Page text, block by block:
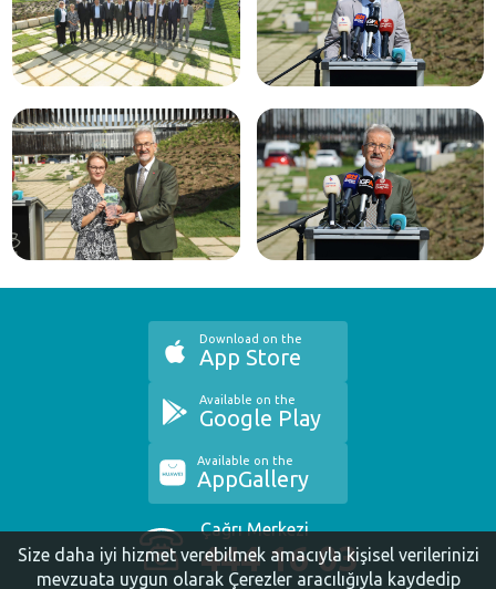
Çağrı Merkezi
444 16 03
Download on the
App Store
Available on the
Google Play
Available on the
AppGallery
Size daha iyi hizmet verebilmek amacıyla kişisel verilerinizi
mevzuata uygun olarak Çerezler aracılığıyla kaydedip